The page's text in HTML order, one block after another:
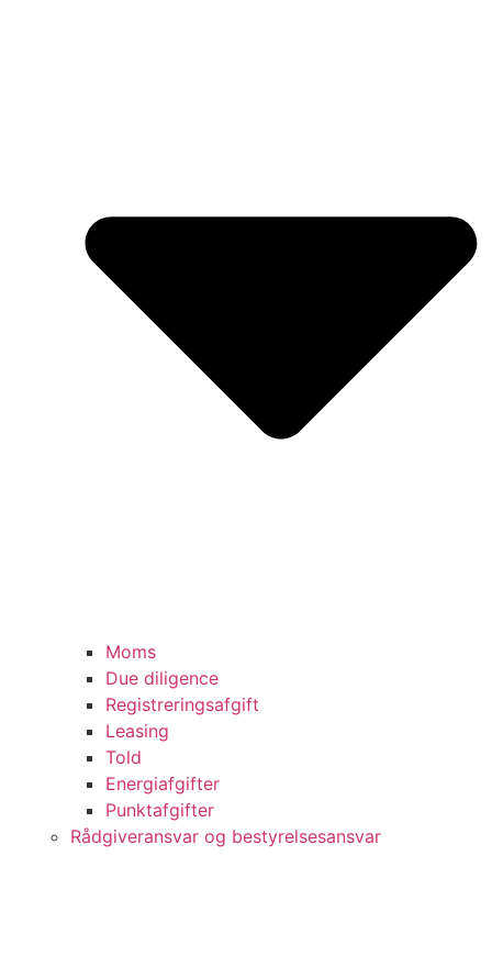
Moms
Due diligence
Registreringsafgift
Leasing
Told
Energiafgifter
Punktafgifter
Rådgiveransvar og bestyrelsesansvar